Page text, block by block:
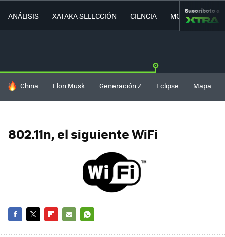
ANÁLISIS XATAKA SELECCIÓN CIENCIA MOVILIDAD
Suscríbete a
HOY SE HABLA DE
China Elon Musk Generación Z Eclipse Mapa
802.11n, el siguiente WiFi